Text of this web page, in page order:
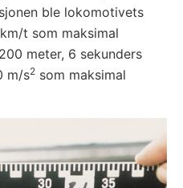
ble lokomotivets
t som maksimal
meter, 6 sekunders
m/s2 som maksimal